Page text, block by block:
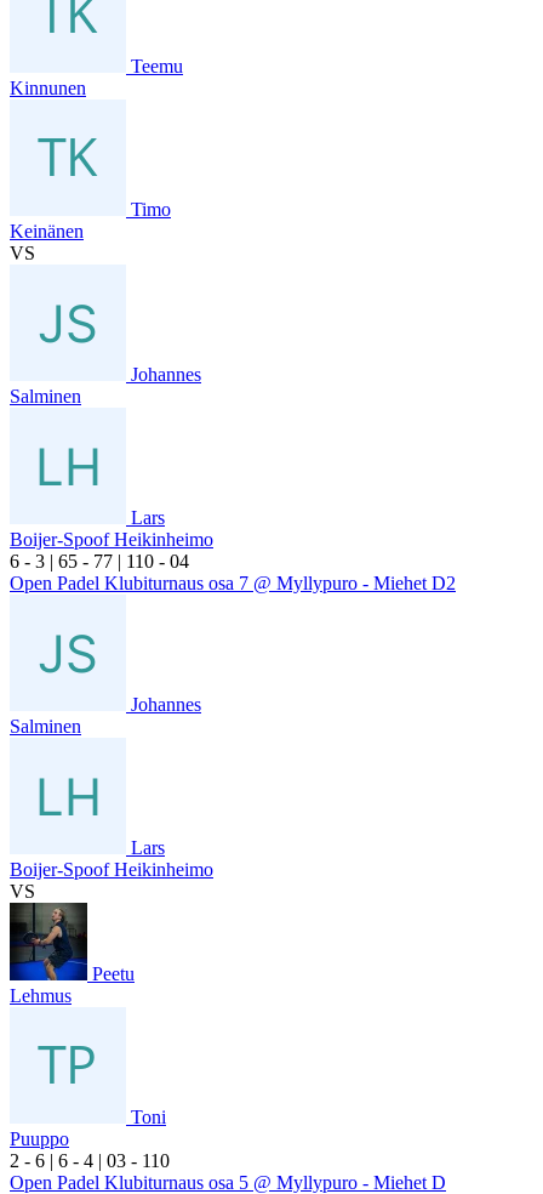
Teemu
Kinnunen
Timo
Keinänen
VS
Johannes
Salminen
Lars
Boijer-Spoof Heikinheimo
6 - 3 | 65 - 77 | 110 - 04
Open Padel Klubiturnaus osa 7 @ Myllypuro - Miehet D2
Johannes
Salminen
Lars
Boijer-Spoof Heikinheimo
VS
Peetu
Lehmus
Toni
Puuppo
2 - 6 | 6 - 4 | 03 - 110
Open Padel Klubiturnaus osa 5 @ Myllypuro - Miehet D